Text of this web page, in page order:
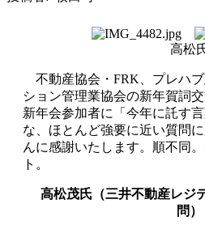
高松
不動産協会・ FRK 、プレハ
ション管理業協会の新年賀詞
新年会参加者に「今年に託す
な、ほとんど強要に近い質問
んに感謝いたします。順不同。
ト。
高松茂氏（三井不動産レジ
問）